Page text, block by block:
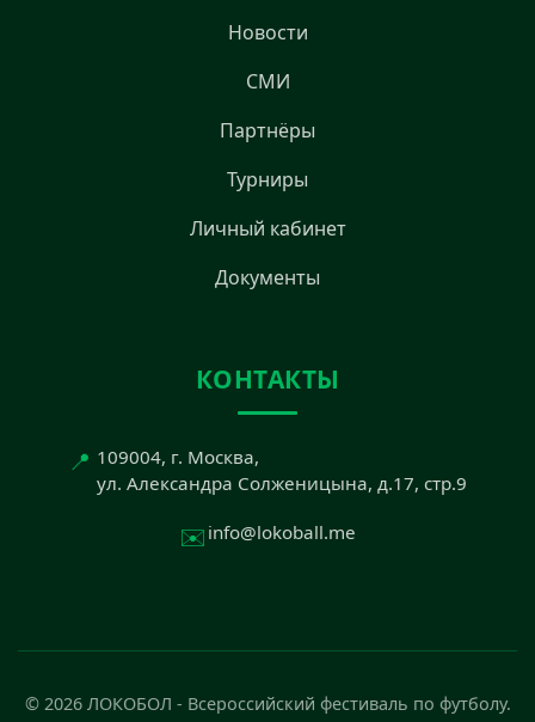
Новости
СМИ
Партнёры
Турниры
Личный кабинет
Документы
КОНТАКТЫ
📍 109004, г. Москва,
ул. Александра Солженицына, д.17, стр.9
✉️ info@lokoball.me
© 2026 ЛОКОБОЛ - Всероссийский фестиваль по футболу.